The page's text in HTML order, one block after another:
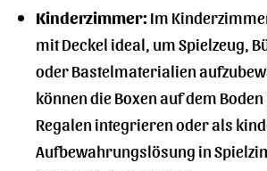
Kinderzimmer:Im
mit Deckel ideal, um Spielzeug,
oder Bastelmaterialien
können die Boxen auf dem
Regalen integrieren oder als
Aufbewahrungslösung in